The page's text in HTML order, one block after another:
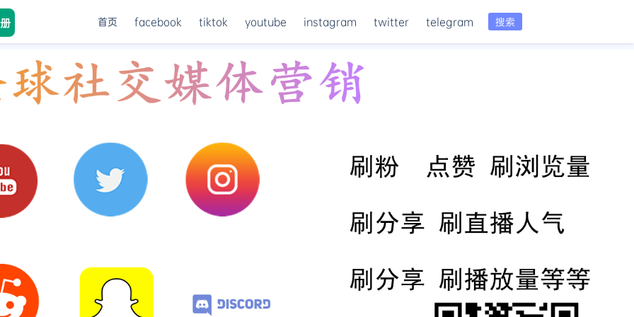
搜索
首页 facebook tiktok youtube instagram twitter telegram